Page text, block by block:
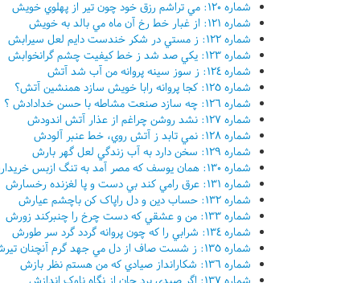
شماره ١٢٠: مي تراشم رزق خود چون تير از پهلوي خويش
شماره ١٢١: از غبار خط رخ آن ماه مي بالد به خويش
شماره ١٢٢: ز مستي در شکر خندست دايم لعل سيرابش
شماره ١٢٣: يکي صد شد ز خط کيفيت چشم گرانخوابش
شماره ١٢٤: ز سوز سينه پروانه من آب شد آتش
شماره ١٢٥: کجا پروانه رابا خويش سازد همنشين آتش؟
شماره ١٢٦: چه سازد صنعت مشاطه با حسن خدادادش ؟
شماره ١٢٧: نشد روشن چراغم از عذار آتش اندودش
شماره ١٢٨: نمي تابد ز آتش روي، خط عنبر آلودش
شماره ١٢٩: سخن دارد به آب زندگي لعل گهر بارش
شماره ١٣٠: همان يوسف که مصر آمد به تنگ ازبس خريدارش
شماره ١٣١: عرق رامي کند بي دست و پا لغزنده رخسارش
شماره ١٣٢: حساب دين و دل راپاک کن باچشم عيارش
شماره ١٣٣: من و عشقي که دست چرخ را چنبرکند زورش
شماره ١٣٤: شرابي را که چون پروانه گردد گرد سر طورش
شماره ١٣٥: ز شست صاف از دل مي جهد گرم آنچنان تيرش
شماره ١٣٦: شکارانداز صيادي که من هستم نظر بازش